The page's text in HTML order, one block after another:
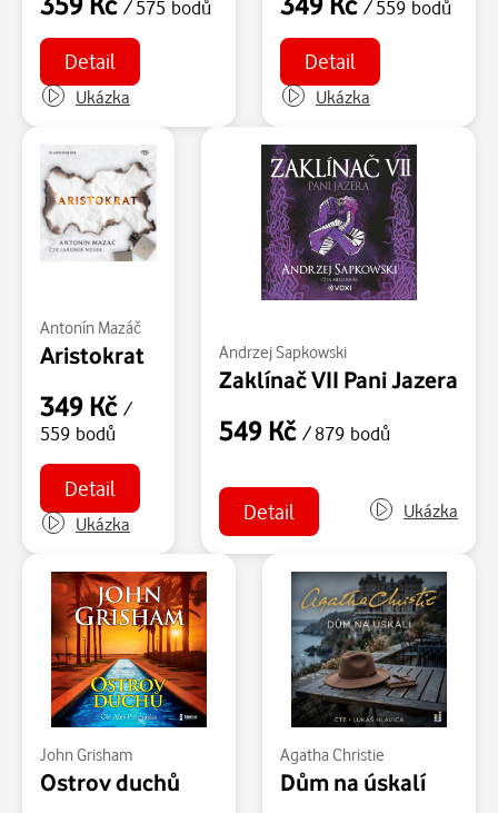
/ 575 bodů
Detail
Ukázka
/ 559 bodů
Detail
Ukázka
Antonín Mazáč
Aristokrat
349 Kč /
559 bodů
Detail
Ukázka
Andrzej Sapkowski
Zaklínač VII Pani Jazera
549 Kč / 879 bodů
Detail Ukázka
John Grisham
Ostrov duchů
Agatha Christie
Dům na úskalí